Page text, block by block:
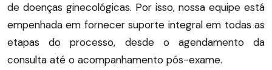
de doenças ginecológicas. Por isso, nossa equipe está
empenhada em fornecer suporte integral em todas as
etapas do processo, desde o agendamento da
consulta até o acompanhamento pós-exame.